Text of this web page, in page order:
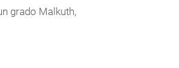
grado Malkuth,